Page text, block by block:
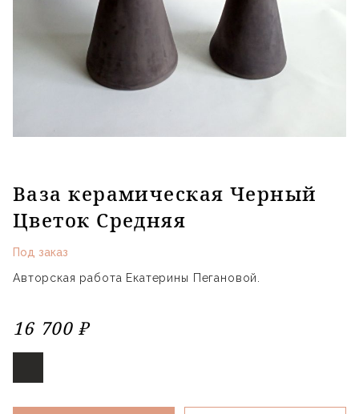
Ваза керамическая Черный
Цветок Средняя
Под заказ
Авторская работа Екатерины Пегановой.
16 700 ₽